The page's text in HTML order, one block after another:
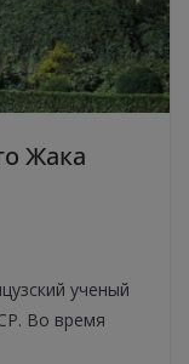
Жака
ученый
Во время